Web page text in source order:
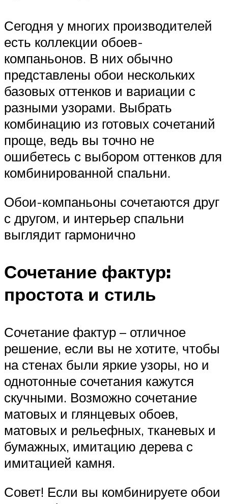
Сегодня у многих производителей
есть коллекции обоев-
компаньонов. В них обычно
представлены обои нескольких
базовых оттенков и вариации с
разными узорами. Выбрать
комбинацию из готовых сочетаний
проще, ведь вы точно не
ошибетесь с выбором оттенков для
комбинированной спальни.
Обои-компаньоны сочетаются друг
с другом, и интерьер спальни
выглядит гармонично
Сочетание фактур:
простота и стиль
Сочетание фактур – отличное
решение, если вы не хотите, чтобы
на стенах были яркие узоры, но и
однотонные сочетания кажутся
скучными. Возможно сочетание
матовых и глянцевых обоев,
матовых и рельефных, тканевых и
бумажных, имитацию дерева с
имитацией камня.
Совет! Если вы комбинируете обои